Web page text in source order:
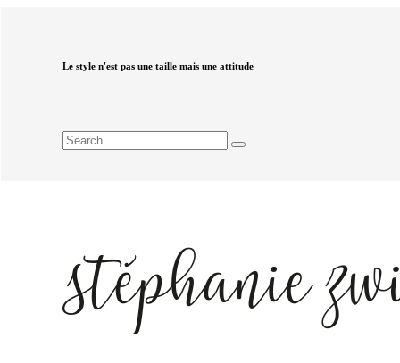
Le style n'est pas une taille mais une attitude